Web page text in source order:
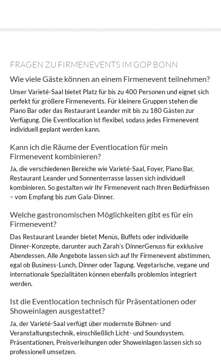
FRAGEN ZU FIRMENEVENTS IM GOP BONN
Wie viele Gäste können an einem Firmenevent teilnehmen?
Unser Varieté-Saal bietet Platz für bis zu 400 Personen und eignet sich
perfekt für größere Firmenevents. Für kleinere Gruppen stehen die
Piano Bar oder das Restaurant Leander mit bis zu 180 Gästen zur
Verfügung. Die Eventlocation ist flexibel, sodass jedes Firmenevent
individuell geplant werden kann.
Kann ich die Räume der Eventlocation für mein
Firmenevent kombinieren?
Ja, die verschiedenen Bereiche wie Varieté-Saal, Foyer, Piano Bar,
Restaurant Leander und Sonnenterrasse lassen sich individuell
kombinieren. So gestalten wir Ihr Firmenevent nach Ihren Bedürfnissen
– vom Empfang bis zum Gala-Dinner.
Welche gastronomischen Möglichkeiten gibt es für ein
Firmenevent?
Das Restaurant Leander bietet Menüs, Buffets oder individuelle
Dinner-Konzepte, darunter auch Zarah’s DinnerGenuss für exklusive
Abendessen. Alle Angebote lassen sich auf Ihr Firmenevent abstimmen,
egal ob Business-Lunch, Dinner oder Tagung. Vegetarische, vegane und
internationale Spezialitäten können ebenfalls problemlos integriert
werden.
Ist die Eventlocation technisch für Präsentationen oder
Showeinlagen ausgestattet?
Ja, der Varieté-Saal verfügt über modernste Bühnen- und
Veranstaltungstechnik, einschließlich Licht- und Soundsystem.
Präsentationen, Preisverleihungen oder Showeinlagen lassen sich so
professionell umsetzen.